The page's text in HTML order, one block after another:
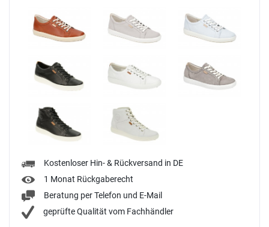
Kostenloser Hin- & Rückversand in DE
1 Monat Rückgaberecht
Beratung per Telefon und E-Mail
geprüfte Qualität vom Fachhändler